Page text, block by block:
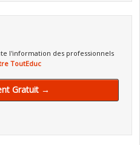
l'information des professionnels
ToutEduc
Gratuit →